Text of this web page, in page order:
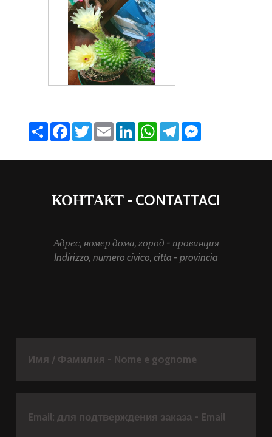
Share Facebook
TwitterEmail LinkedInWhatsApp
Telegram
КОНТАКТ - CONTATTACI
Адрес, номер дома, город - провинция
Indirizzo, numero civico, citta - provincia